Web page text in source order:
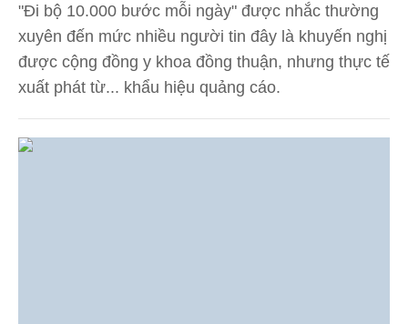
"Đi bộ 10.000 bước mỗi ngày" được nhắc thường
xuyên đến mức nhiều người tin đây là khuyến nghị
được cộng đồng y khoa đồng thuận, nhưng thực tế
xuất phát từ... khẩu hiệu quảng cáo.